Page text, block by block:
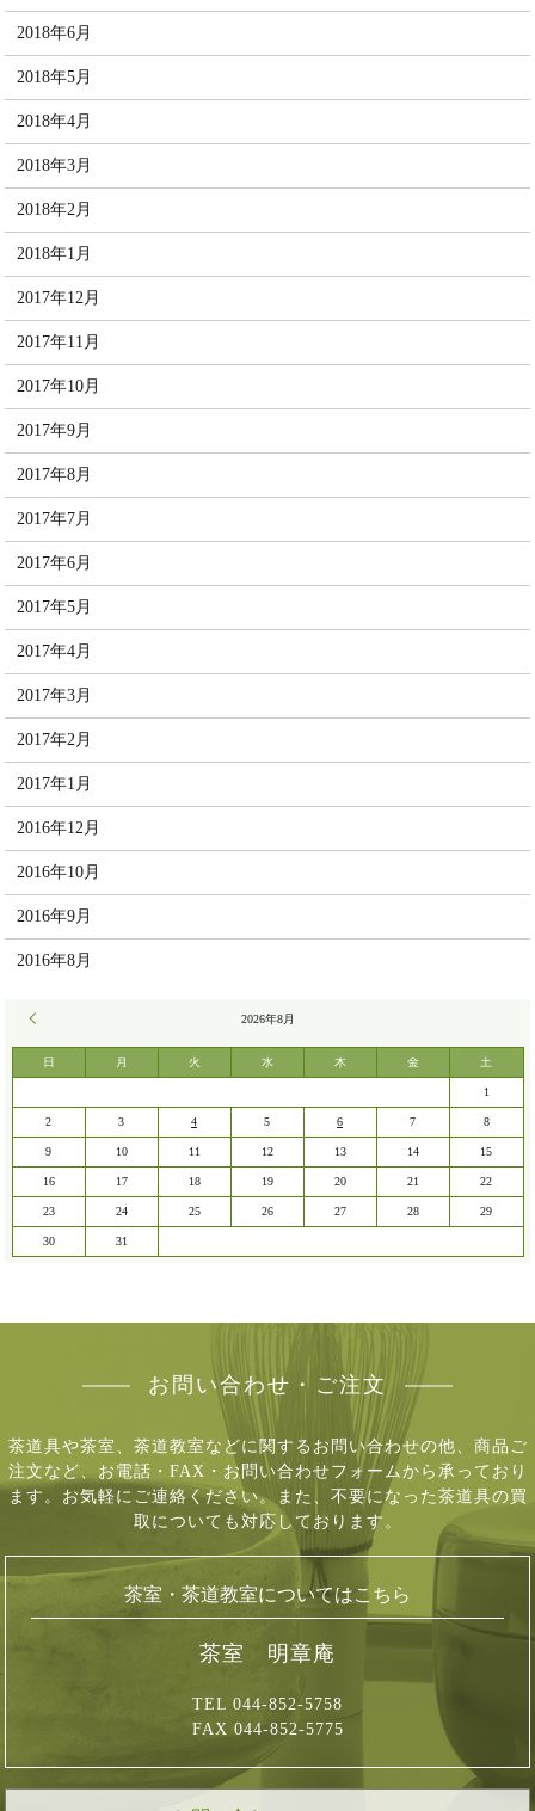
2018年6月
2018年5月
2018年4月
2018年3月
2018年2月
2018年1月
2017年12月
2017年11月
2017年10月
2017年9月
2017年8月
2017年7月
2017年6月
2017年5月
2017年4月
2017年3月
2017年2月
2017年1月
2016年12月
2016年10月
2016年9月
2016年8月
2026年8月
日 月 火 水 木 金 土
1
2 3 4 5 6 7 8
9 10 11 12 13 14 15
16 17 18 19 20 21 22
23 24 25 26 27 28 29
30 31
お問い合わせ・ご注文
茶道具や茶室、茶道教室などに関するお問い合わせの他、商品ご
注文など、 お電話・FAX・お問い合わせフォームから承っており
ます。お気軽にご連絡ください。 また、不要になった茶道具の買
取についても対応しております。
茶室・茶道教室についてはこちら
茶室 明章庵
TEL 044-852-5758
FAX 044-852-5775